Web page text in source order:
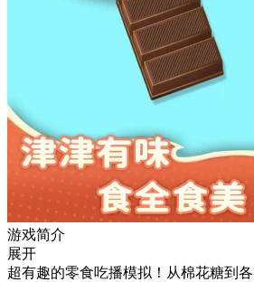
游戏简介
展开
超有趣的零食吃播模拟！从棉花糖到